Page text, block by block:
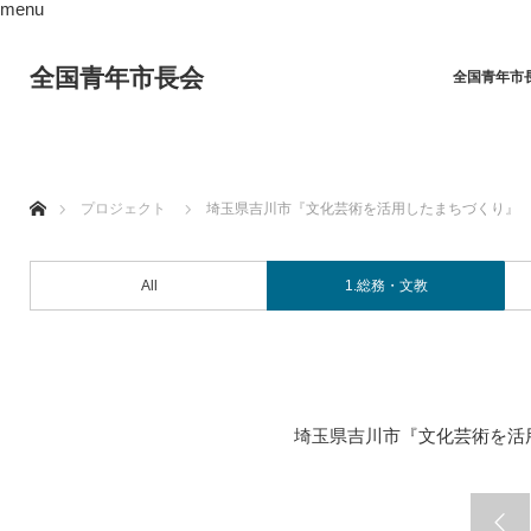
全国青年市長会 全国青年市
menu
プロジェクト
埼玉県吉川市『文化芸術を活用したまちづくり』
All 1.総務・文教
埼玉県吉川市『文化芸術を